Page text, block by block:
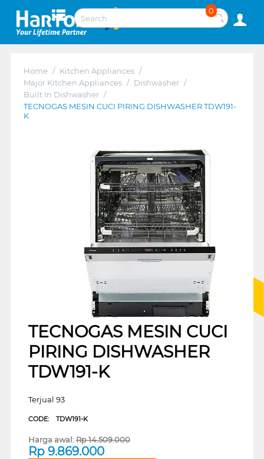
0
Home / Kitchen Appliances /
Major Kitchen Appliances / Dishwasher /
Built In Dishwasher /
TECNOGAS MESIN CUCI PIRING DISHWASHER TDW191-
K
TECNOGAS MESIN CUCI
PIRING DISHWASHER
TDW191-K
Terjual 93
CODE: TDW191-K
Harga awal:Rp14.509.000
Rp 9.869.000